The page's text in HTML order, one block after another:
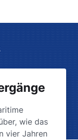
wie das
vier Jahren